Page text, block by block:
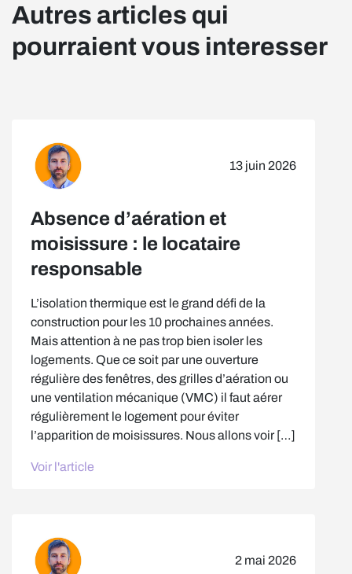
Autres articles qui
pourraient vous interesser
13 juin 2026
Absence d’aération et
moisissure : le locataire
responsable
L’isolation thermique est le grand défi de la
construction pour les 10 prochaines années.
Mais attention à ne pas trop bien isoler les
logements. Que ce soit par une ouverture
régulière des fenêtres, des grilles d’aération ou
une ventilation mécanique (VMC) il faut aérer
régulièrement le logement pour éviter
l’apparition de moisissures. Nous allons voir […]
Voir l'article
2 mai 2026